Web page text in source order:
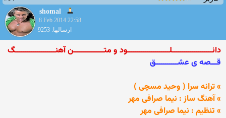
shomal
8 Feb 2014 22:58
ارسالها: 9253
دانــــــــــــــــــــلـــــــــــــــــــــود و متـــــــــــــــن آهنــــــــــــــــــــگ
قـــصه ی عشـــــــــــق
» ترانه سرا ( وحيد مسچی )
» آهنگ ساز : نیما صرافی مهر
» تنظیم : نیما صرافی مهر